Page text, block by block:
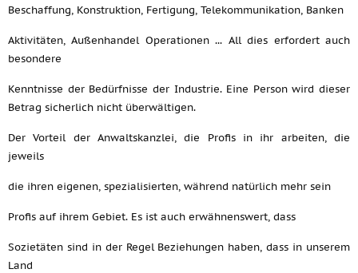
Beschaffung, Konstruktion, Fertigung, Telekommunikation, Banken
Aktivitäten, Außenhandel Operationen ... All dies erfordert auch
besondere
Kenntnisse der Bedürfnisse der Industrie. Eine Person wird dieser
Betrag sicherlich nicht überwältigen.
Der Vorteil der Anwaltskanzlei, die Profis in ihr arbeiten, die
jeweils
die ihren eigenen, spezialisierten, während natürlich mehr sein
Profis auf ihrem Gebiet. Es ist auch erwähnenswert, dass
Sozietäten sind in der Regel Beziehungen haben, dass in unserem
Land